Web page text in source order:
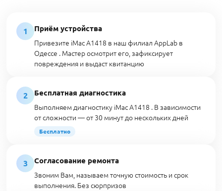
1
Приём устройства
Привезите iMac A1418 в наш филиал AppLab в
Одессе . Мастер осмотрит его, зафиксирует
повреждения и выдаст квитанцию
2
Бесплатная диагностика
Выполняем диагностику iMac A1418 . В зависимости
от сложности — от 30 минут до нескольких дней
Бесплатно
3
Согласование ремонта
Звоним Вам, называем точную стоимость и срок
выполнения. Без сюрпризов